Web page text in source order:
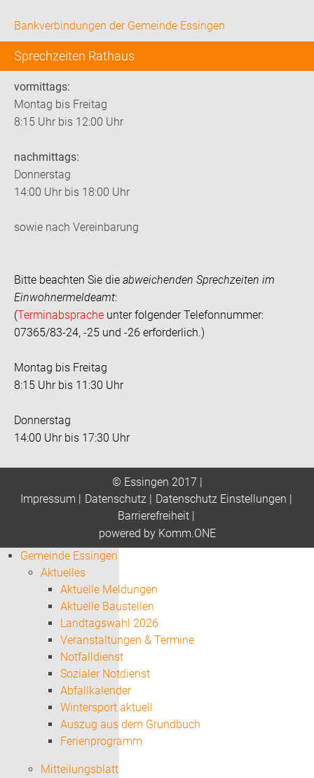
Bankverbindungen der Gemeinde Essingen
Sprechzeiten Rathaus
vormittags:
Montag bis Freitag
8:15 Uhr bis 12:00 Uhr
nachmittags:
Donnerstag
14:00 Uhr bis 18:00 Uhr
sowie nach Vereinbarung
Bitte beachten Sie die abweichenden Sprechzeiten im
Einwohnermeldeamt:
(Terminabsprache unter folgender Telefonnummer:
07365/83-24, -25 und -26 erforderlich.)
Montag bis Freitag
8:15 Uhr bis 11:30 Uhr
Donnerstag
14:00 Uhr bis 17:30 Uhr
© Essingen 2017 |
Impressum | Datenschutz| Datenschutz Einstellungen |
Barrierefreiheit|
powered by Komm.ONE
Gemeinde Essingen
Aktuelles
Aktuelle Meldungen
Aktuelle Baustellen
Landtagswahl 2026
Veranstaltungen & Termine
Notfalldienst
Sozialer Notdienst
Abfallkalender
Wintersport aktuell
Auszug aus dem Grundbuch
Ferienprogramm
Mitteilungsblatt